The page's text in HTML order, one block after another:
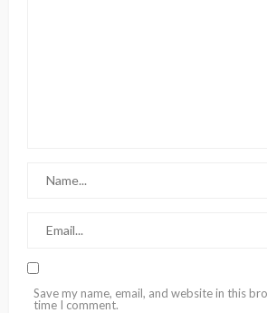
Save my name, email, and website in this
time I comment.